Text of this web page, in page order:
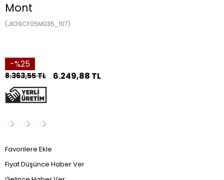
Mont
(JK39CF05M035_107)
25
8.363,55 TL 6.249,88 TL
Favorilere Ekle
Fiyat Düşünce Haber Ver